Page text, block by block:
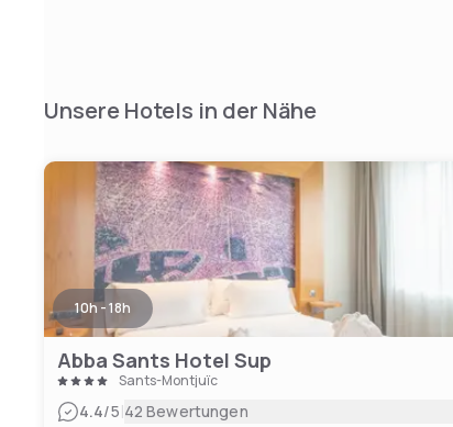
Unsere Hotels in der Nähe
10h - 18h
Abba Sants Hotel Sup
Sants-Montjuïc
4.4/5|42 Bewertungen